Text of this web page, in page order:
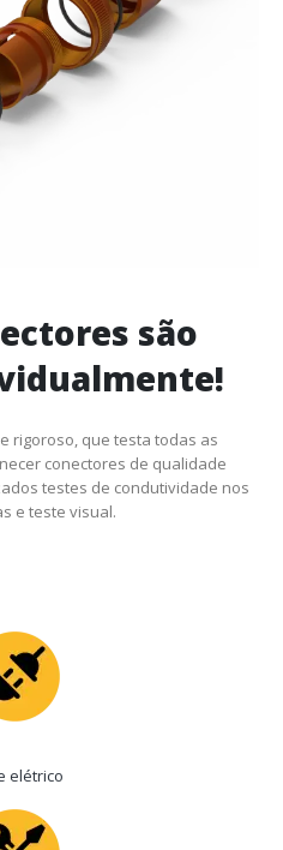
são
rigoroso, que testa todas as
conectores de qualidade
testes de condutividade nos
e teste visual.
elétrico